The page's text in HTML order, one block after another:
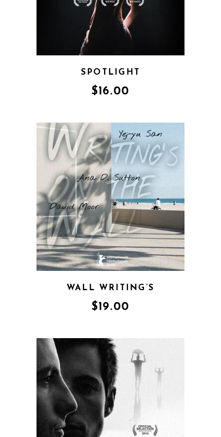
SPOTLIGHT
$16.00
WALL WRITING’S
$19.00